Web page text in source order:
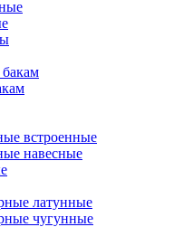
встроенные
навесные
латунные
чугунные